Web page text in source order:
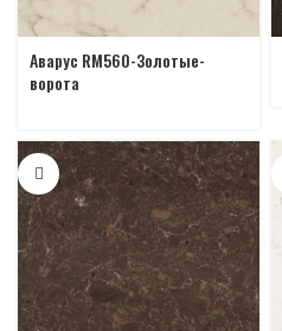
Аварус RM560-Золотые-
ворота